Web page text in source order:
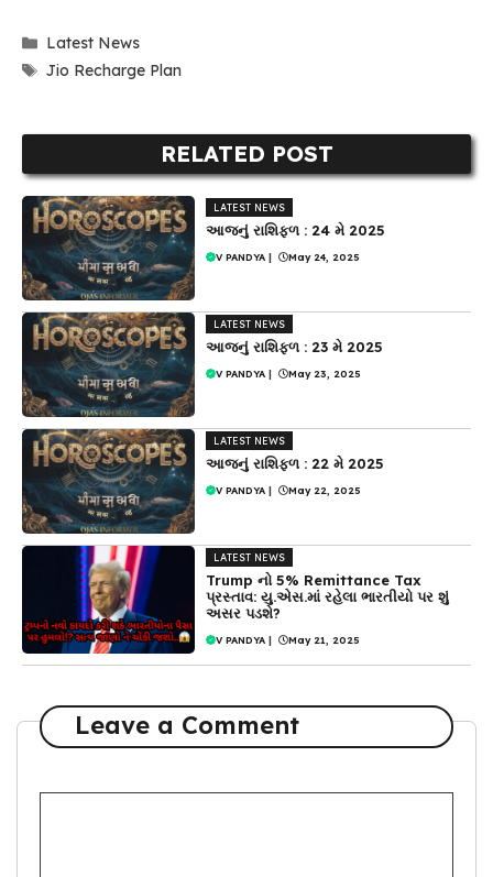
Categories
Latest News
Tags
Jio Recharge Plan
RELATED POST
LATEST NEWS
આજનું રાશિફળ : 24 મે 2025
V PANDYA May 24, 2025
LATEST NEWS
આજનું રાશિફળ : 23 મે 2025
V PANDYA May 23, 2025
LATEST NEWS
આજનું રાશિફળ : 22 મે 2025
V PANDYA May 22, 2025
LATEST NEWS
Trump નો 5% Remittance Tax
પ્રસ્તાવ: યુ.એસ.માં રહેલા ભારતીયો પર શું
અસર પડશે?
V PANDYA | May 21, 2025
Leave a Comment